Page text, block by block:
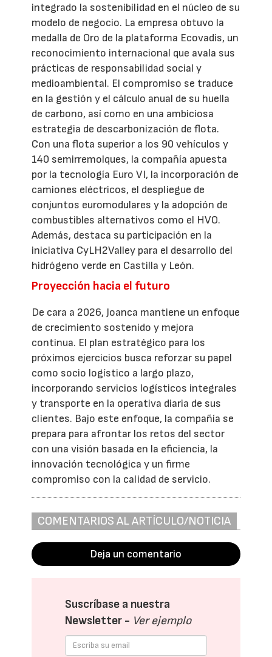
integrado la sostenibilidad en el núcleo de su
modelo de negocio. La empresa obtuvo la
medalla de Oro de la plataforma Ecovadis, un
reconocimiento internacional que avala sus
prácticas de responsabilidad social y
medioambiental. El compromiso se traduce
en la gestión y el cálculo anual de su huella
de carbono, así como en una ambiciosa
estrategia de descarbonización de flota.
Con una flota superior a los 90 vehículos y
140 semirremolques, la compañía apuesta
por la tecnología Euro VI, la incorporación de
camiones eléctricos, el despliegue de
conjuntos euromodulares y la adopción de
combustibles alternativos como el HVO.
Además, destaca su participación en la
iniciativa CyLH2Valley para el desarrollo del
hidrógeno verde en Castilla y León.
Proyección hacia el futuro
De cara a 2026, Joanca mantiene un enfoque
de crecimiento sostenido y mejora
continua. El plan estratégico para los
próximos ejercicios busca reforzar su papel
como socio logístico a largo plazo,
incorporando servicios logísticos integrales
y transporte en la operativa diaria de sus
clientes. Bajo este enfoque, la compañía se
prepara para afrontar los retos del sector
con una visión basada en la eficiencia, la
innovación tecnológica y un firme
compromiso con la calidad de servicio.
COMENTARIOS AL ARTÍCULO/NOTICIA
Deja un comentario
Suscríbase a nuestra
Newsletter - Ver ejemplo